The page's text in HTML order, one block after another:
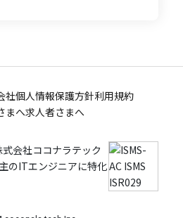
社個人情報保護方針利用規約
まへ求人者さまへ